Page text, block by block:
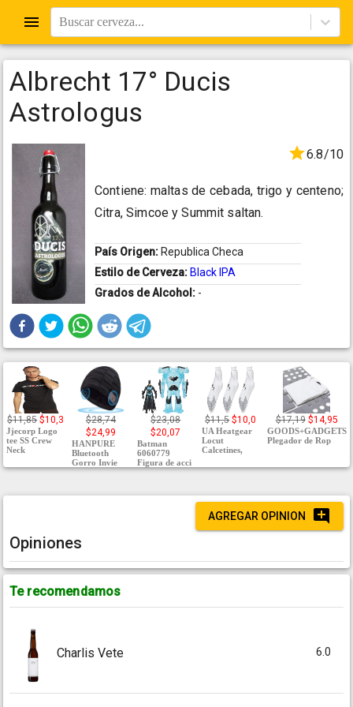
Buscar cerveza...
Albrecht 17° Ducis
Astrologus
6.8/10
Contiene: maltas de cebada, trigo y centeno;
Citra, Simcoe y Summit saltan.
País Origen: Republica Checa
Estilo de Cerveza: Black IPA
Grados de Alcohol: -
$11,85 $10,3
Jjecorp Logo
tee SS Crew
Neck
$28,74
$24,99
HANPURE
Bluetooth
Gorro Invie
$23,08
$20,07
Batman
6060779
Figura de acci
$11,5 $10,0
UA Heatgear
Locut
Calcetines,
$17,19 $14,95
GOODS+GADGETS
Plegador de Rop
AGREGAR OPINION
Opiniones
Te recomendamos
Charlis Vete 6.0